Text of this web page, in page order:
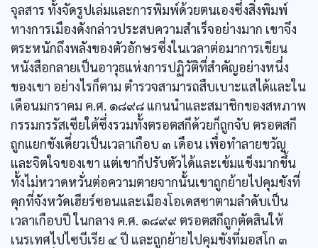
จุลสาร ทั้งจัดรูปเล่มและการพิมพ์ด้วยตนเองซึ่งสิ่งพิมพ์
ทางการเมืองดังกล่าวประสบความสำเร็จอย่างมาก เขาจึง
ตระหนักถึงพลังของตัวอักษรซึ่งในเวลาต่อมาการเขียน
หนังสือกลายเป็นอาวุธแห่งการปฏิวัติที่สำคัญอย่างหนึ่ง
ของเขา อย่างไรก็ตาม ตำรวจสามารถสืบเบาะแสได้และใน
เดือนมกราคม ค.ศ. ๑๘๙๘ แกนนำและสมาชิกของสหภาพ
กรรมกรรัสเซียใต้ซึ่งรวมทั้งตรอตสกีด้วยก็ถูกจับ ตรอตสกี
ถูกแยกขังเดี่ยวเป็นเวลาเกือบ ๓ เดือน เพื่อทำลายขวัญ
และจิตใจของเขา แต่เขาก็ปรับตัวได้และเข้มแข็งมากขึ้น
ทั้งไม่หวาดหวั่นต่อความตายจากนั้นเขาถูกย้ายไปคุมขังที่
คุกที่จังหวัดเฮียร์ซอนและเมืองโอเดสซาตามลำดับเป็น
เวลาเกือบปี ในกลาง ค.ศ. ๑๘๙๙ ตรอตสกีถูกตัดสินให้
เนรเทศไปไซบีเรีย ๔ ปี และถูกย้ายไปคุมขังที่มอสโก ๓